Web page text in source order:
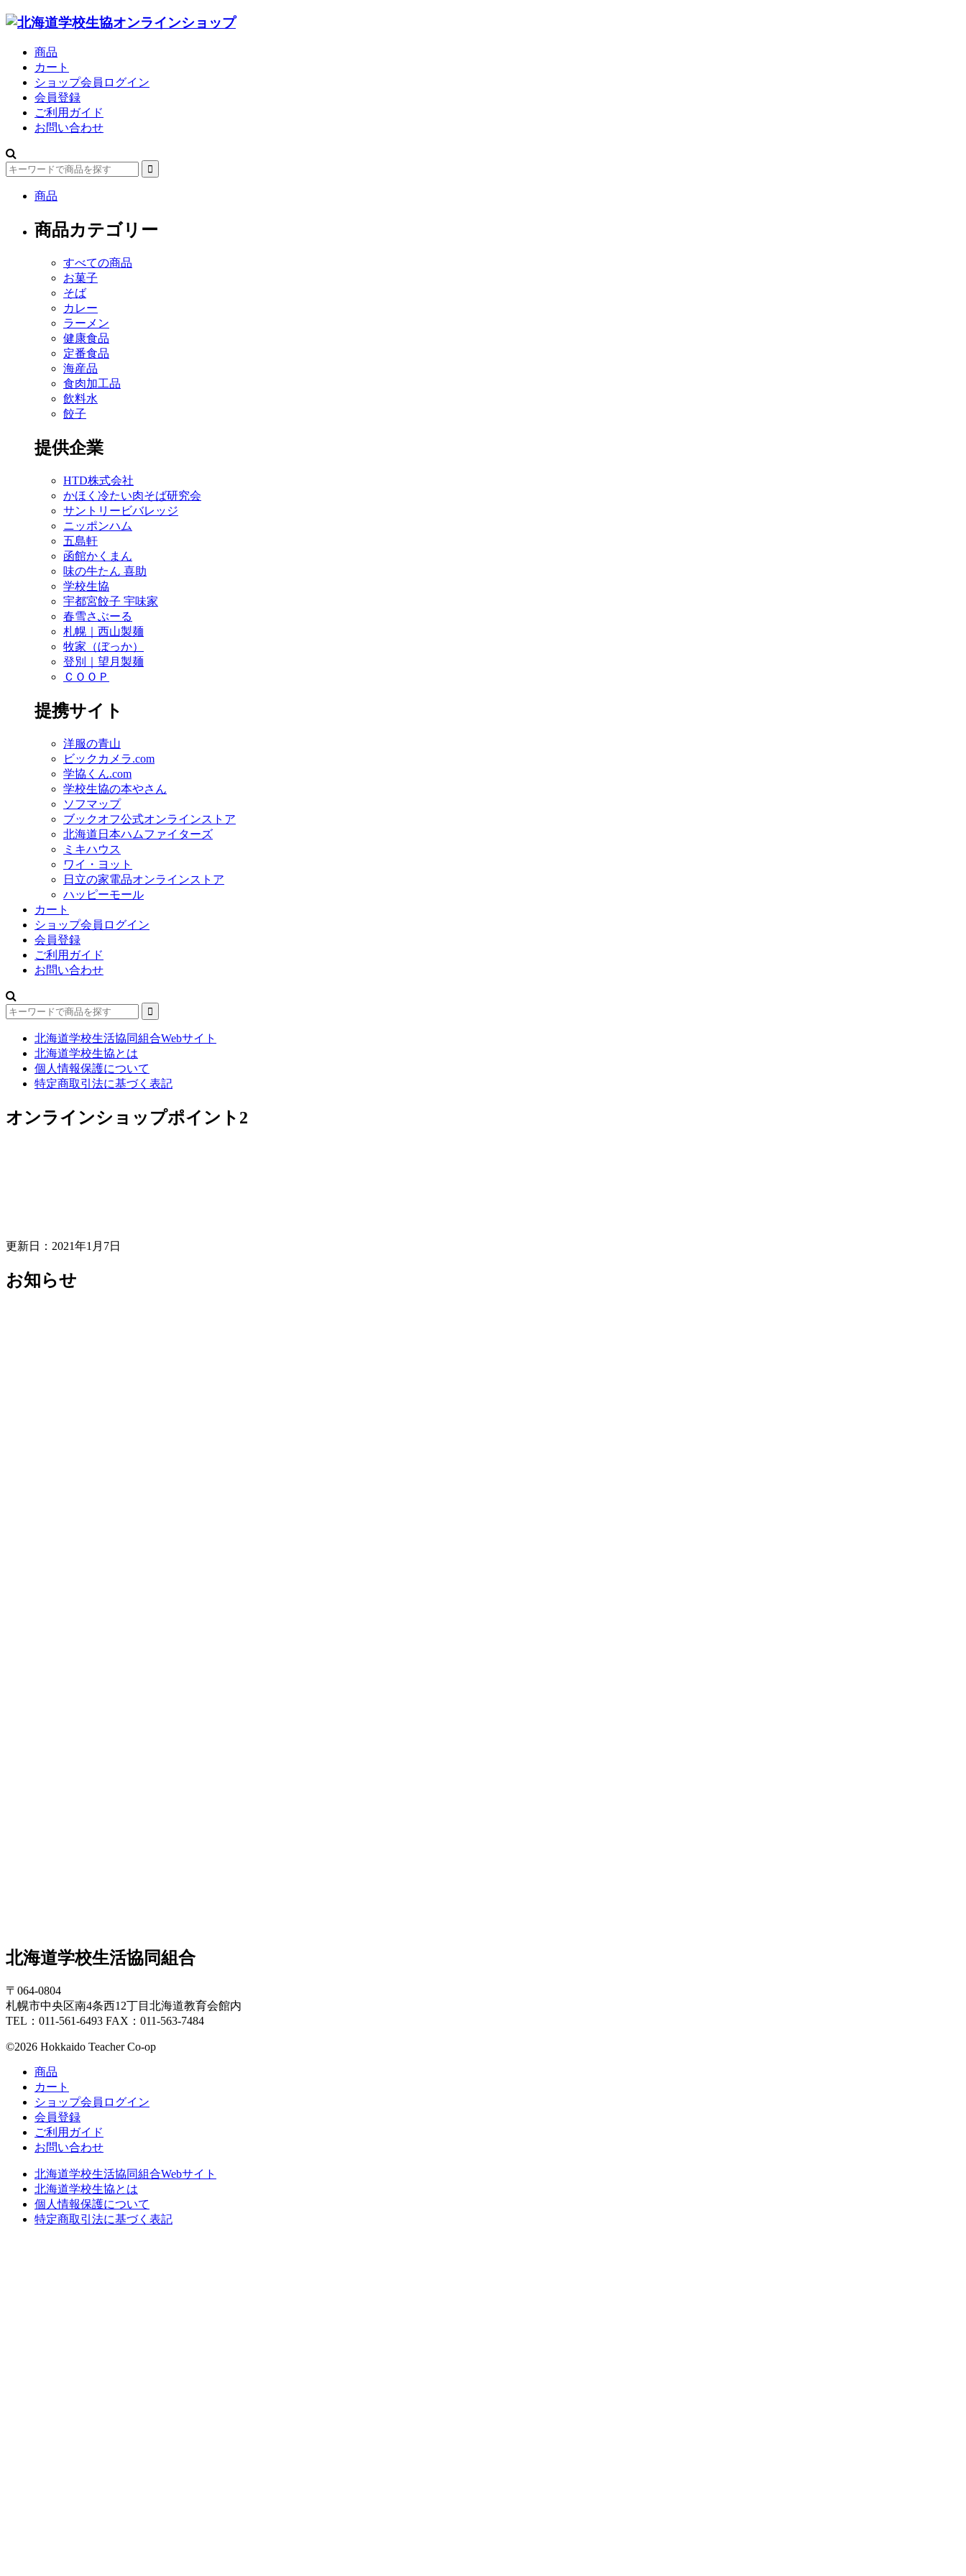
商品
カート
ショップ会員ログイン
会員登録
ご利用ガイド
お問い合わせ
商品
商品カテゴリー
すべての商品
お菓子
そば
カレー
ラーメン
健康食品
定番食品
海産品
食肉加工品
飲料水
餃子
提供企業
HTD株式会社
かほく冷たい肉そば研究会
サントリービバレッジ
ニッポンハム
五島軒
函館かくまん
味の牛たん 喜助
学校生協
宇都宮餃子 宇味家
春雪さぶーる
札幌｜西山製麺
牧家（ぼっか）
登別｜望月製麺
ＣＯＯＰ
提携サイト
洋服の青山
ビックカメラ.com
学協くん.com
学校生協の本やさん
ソフマップ
ブックオフ公式オンラインストア
北海道日本ハムファイターズ
ミキハウス
ワイ・ヨット
日立の家電品オンラインストア
ハッピーモール
カート
ショップ会員ログイン
会員登録
ご利用ガイド
お問い合わせ
北海道学校生活協同組合Webサイト
北海道学校生協とは
個人情報保護について
特定商取引法に基づく表記
オンラインショップポイント2
更新日：2021年1月7日
お知らせ
北海道学校生活協同組合
〒064-0804
札幌市中央区南4条西12丁目北海道教育会館内
TEL：011-561-6493 FAX：011-563-7484
©2026 Hokkaido Teacher Co-op
商品
カート
ショップ会員ログイン
会員登録
ご利用ガイド
お問い合わせ
北海道学校生活協同組合Webサイト
北海道学校生協とは
個人情報保護について
特定商取引法に基づく表記